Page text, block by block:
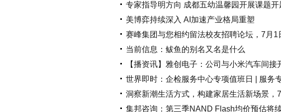
专家指导明方向 成都五幼温馨园开展课题开
美博弈持续深入 AI加速产业格局重塑
赛峰集团与您相约留法校友招聘论坛，7月1
当前信息：鲅鱼的别名又名是什么
【播资讯】雅创电子：公司与小米汽车间接
世界即时：企检服务中心专项值班日 | 服务
洞察新潮生活方式，构建家居生活新场景
集邦咨询：第三季NAND Flash均价预估将